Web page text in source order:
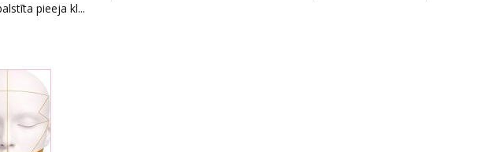
pieeja kl...